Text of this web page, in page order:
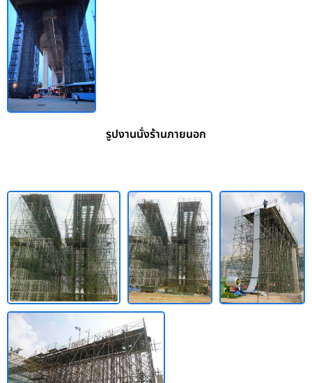
รูปงานนั่งร้านภายนอก